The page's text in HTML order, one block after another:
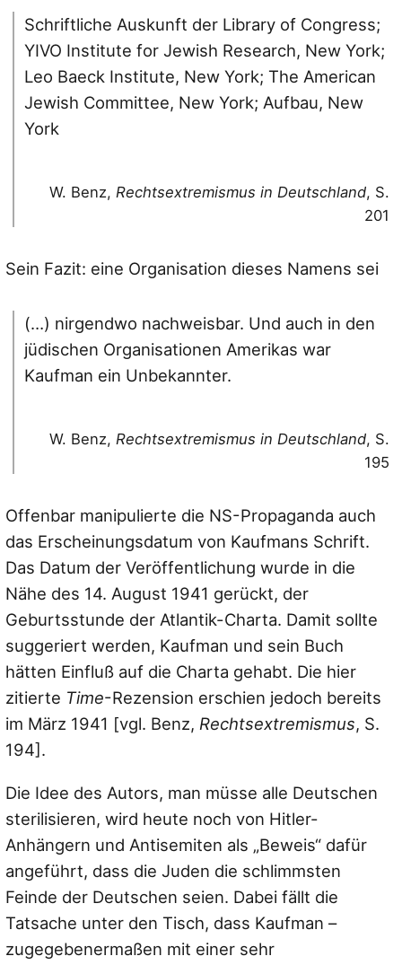
Schriftliche Auskunft der Library of Congress;
YIVO Institute for Jewish Research, New York;
Leo Baeck Institute, New York; The American
Jewish Committee, New York; Aufbau, New
York
W. Benz, Rechtsextremismus in Deutschland, S.
201
Sein Fazit: eine Organisation dieses Namens sei
(…) nirgendwo nachweisbar. Und auch in den
jüdischen Organisationen Amerikas war
Kaufman ein Unbekannter.
W. Benz, Rechtsextremismus in Deutschland, S.
195
Offenbar manipulierte die NS-Propaganda auch
das Erscheinungsdatum von Kaufmans Schrift.
Das Datum der Veröffentlichung wurde in die
Nähe des 14. August 1941 gerückt, der
Geburtsstunde der Atlantik-Charta. Damit sollte
suggeriert werden, Kaufman und sein Buch
hätten Einfluß auf die Charta gehabt. Die hier
zitierte Time-Rezension erschien jedoch bereits
im März 1941 [vgl. Benz,Rechtsextremismus, S.
194].
Die Idee des Autors, man müsse alle Deutschen
sterilisieren, wird heute noch von Hitler-
Anhängern und Antisemiten als „Beweis“ dafür
angeführt, dass die Juden die schlimmsten
Feinde der Deutschen seien. Dabei fällt die
Tatsache unter den Tisch, dass Kaufman –
zugegebenermaßen mit einer sehr